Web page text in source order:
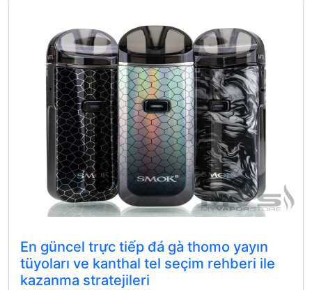
En güncel trực tiếp đá gà thomo yayın
tüyoları ve kanthal tel seçim rehberi ile
kazanma stratejileri